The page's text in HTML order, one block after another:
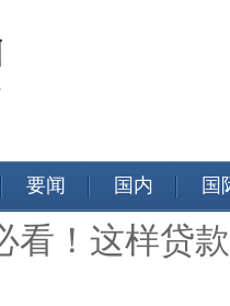
要闻 国内 国
看！这样贷